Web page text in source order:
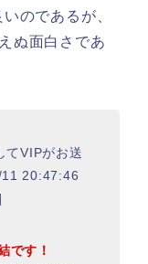
のであるが、
ぬ面白さであ
てVIPがお送
11 20:47:46
です！